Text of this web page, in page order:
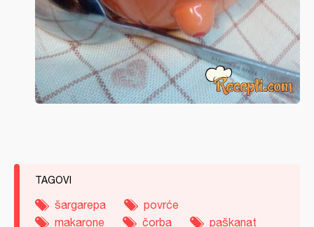
TAGOVI
šargarepa
povrće
makarone
čorba paškanat